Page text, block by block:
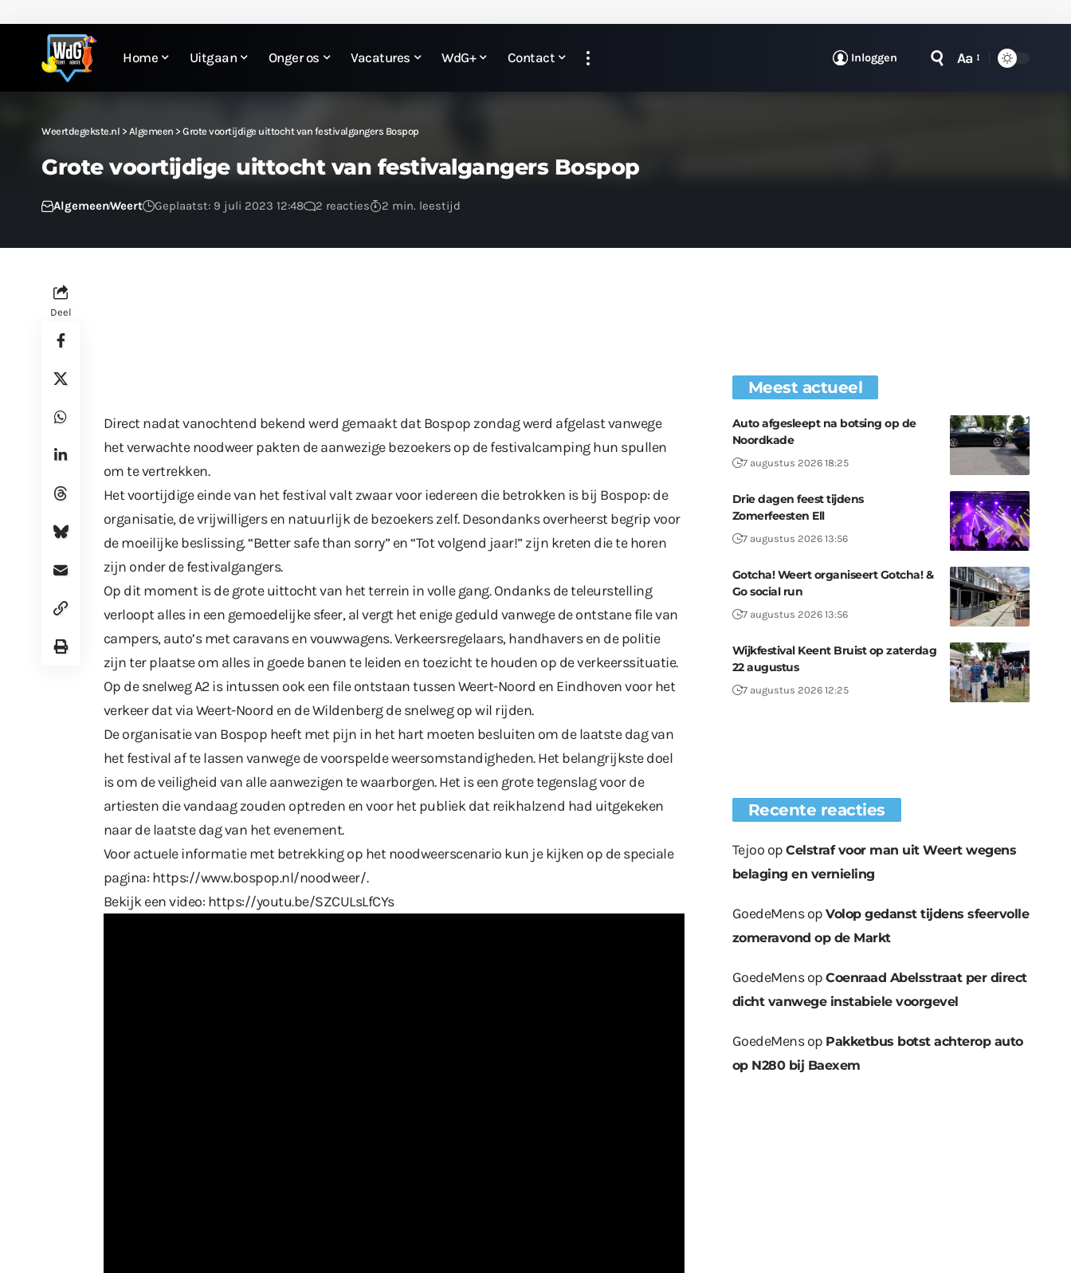
Home Uitgaan Onger os Vacatures WdG+ Contact Inloggen Aa
Weertdegekste.nl > Algemeen > Grote voortijdige uittocht van festivalgangers Bospop
Grote voortijdige uittocht van festivalgangers Bospop
AlgemeenWeert Geplaatst: 9 juli 2023 12:48 2 reacties 2 min. leestijd
Deel
Direct nadat vanochtend bekend werd gemaaktdat Bospop zondag werd afgelast vanwege
het verwachte noodweer pakten de aanwezige bezoekers op de festivalcamping hun spullen
om te vertrekken.
Het voortijdige einde van het festival valt zwaar voor iedereen die betrokken is bij Bospop: de
organisatie, de vrijwilligers en natuurlijk de bezoekers zelf. Desondanks overheerst begrip voor
de moeilijke beslissing. “Better safe than sorry” en “Tot volgend jaar!” zijn kreten die te horen
zijn onder de festivalgangers.
Op dit moment is de grote uittocht van het terrein in volle gang. Ondanks de teleurstelling
verloopt alles in een gemoedelijke sfeer, al vergt het enige geduld vanwege de ontstane file van
campers, auto’s met caravans en vouwwagens. Verkeersregelaars, handhavers en de politie
zijn ter plaatse om alles in goede banen te leiden en toezicht te houden op de verkeerssituatie.
Op de snelweg A2 is intussen ook een file ontstaan tussen Weert-Noord en Eindhoven voor het
verkeer dat via Weert-Noord en de Wildenberg de snelweg op wil rijden.
De organisatie van Bospop heeft met pijn in het hart moeten besluiten om de laatste dag van
het festival af te lassen vanwege de voorspelde weersomstandigheden. Het belangrijkste doel
is om de veiligheid van alle aanwezigen te waarborgen. Het is een grote tegenslag voor de
artiesten die vandaag zouden optreden en voor het publiek dat reikhalzend had uitgekeken
naar de laatste dag van het evenement.
Voor actuele informatie met betrekking op het noodweerscenario kun je kijken op de speciale
pagina: https://www.bospop.nl/noodweer/.
Bekijk een video: https://youtu.be/SZCULsLfCYs
Meest actueel
Auto afgesleept na botsing op de
Noordkade
7 augustus 2026 18:25
Drie dagen feest tijdens
Zomerfeesten Ell
7 augustus 2026 13:56
Gotcha! Weert organiseert Gotcha! &
Go social run
7 augustus 2026 13:56
Wijkfestival Keent Bruist op zaterdag
22 augustus
7 augustus 2026 12:25
Recente reacties
Tejoo opCelstraf voor man uit Weert wegens
belaging en vernieling
GoedeMensopVolop gedanst tijdens sfeervolle
zomeravond op de Markt
GoedeMensopCoenraad Abelsstraat per direct
dicht vanwege instabiele voorgevel
GoedeMensop Pakketbus botst achterop auto
op N280 bij Baexem